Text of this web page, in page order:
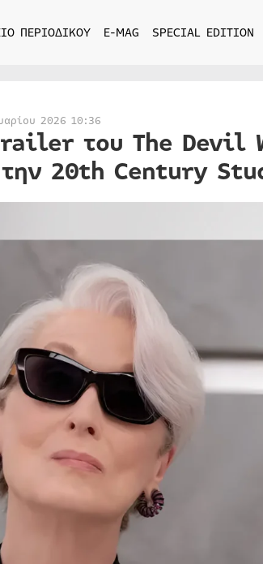
ΠΕΡΙΟΔΙΚΟΥ E-MAG SPECIAL EDITION
2026 10:36
του The Devil
20th Century